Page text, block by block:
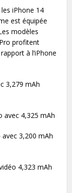
iPhone 14
est équipée
modèles
profitent
à l’iPhone
3,279 mAh
avec 4,325 mAh
3,200 mAh
4,323 mAh